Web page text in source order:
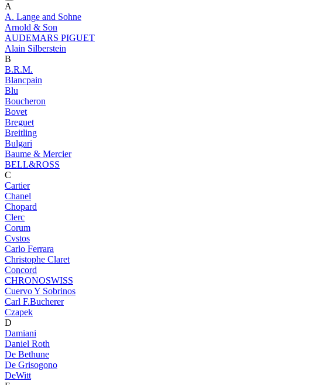
A
A. Lange and Sohne
Arnold & Son
AUDEMARS PIGUET
Alain Silberstein
B
B.R.M.
Blancpain
Blu
Boucheron
Bovet
Breguet
Breitling
Bulgari
Baume & Mercier
BELL&ROSS
C
Cartier
Chanel
Chopard
Clerc
Corum
Cvstos
Carlo Ferrara
Christophe Claret
Concord
CHRONOSWISS
Cuervo Y Sobrinos
Carl F.Bucherer
Czapek
D
Damiani
Daniel Roth
De Bethune
De Grisogono
DeWitt